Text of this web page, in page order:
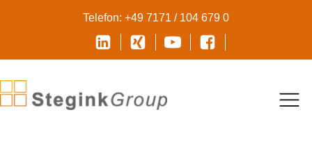
Telefon: +49 7171 / 104 679 0